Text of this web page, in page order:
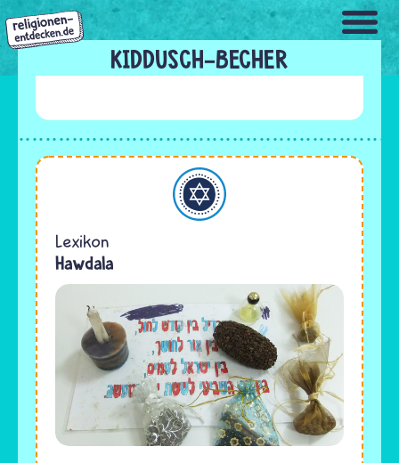
Direkt
zum
Inhalt
KIDDUSCH-BECHER
Judentum
Lexikon
Hawdala